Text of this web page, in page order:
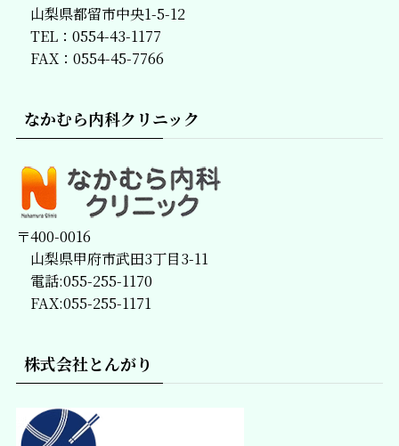
山梨県都留市中央1-5-12
TEL：0554-43-1177
FAX：0554-45-7766
なかむら内科クリニック
〒400-0016
山梨県甲府市武田3丁目3-11
電話:055-255-1170
FAX:055-255-1171
株式会社とんがり